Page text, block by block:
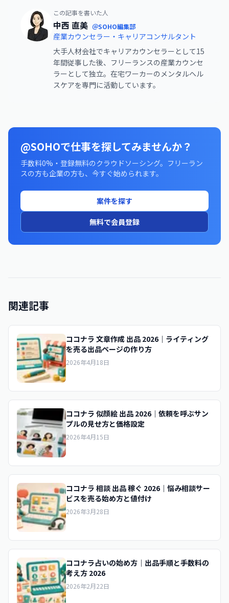
この記事を書いた人
中西 直美 ＠SOHO編集部
産業カウンセラー・キャリアコンサルタント
大手人材会社でキャリアカウンセラーとして15
年間従事した後、フリーランスの産業カウンセ
ラーとして独立。在宅ワーカーのメンタルヘル
スケアを専門に活動しています。
@SOHOで仕事を探してみませんか？
手数料0%・登録無料のクラウドソーシング。フリーラン
スの方も企業の方も、今すぐ始められます。
案件を探す
無料で会員登録
関連記事
ココナラ 文章作成 出品 2026｜ライティング
を売る出品ページの作り方
2026年4月18日
ココナラ 似顔絵 出品 2026｜依頼を呼ぶサン
プルの見せ方と価格設定
2026年4月15日
ココナラ 相談 出品 稼ぐ 2026｜悩み相談サー
ビスを売る始め方と値付け
2026年3月28日
ココナラ占いの始め方｜出品手順と手数料の
考え方 2026
2026年2月22日